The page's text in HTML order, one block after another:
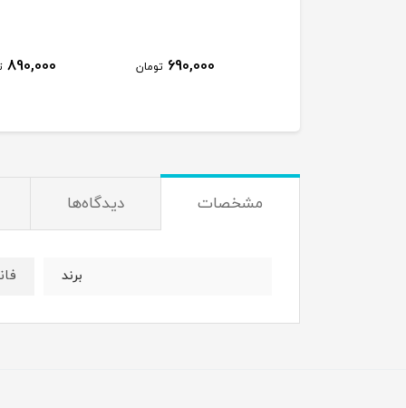
690,000 تومان 890,000
مشخصات دیدگاه‌ها
برند